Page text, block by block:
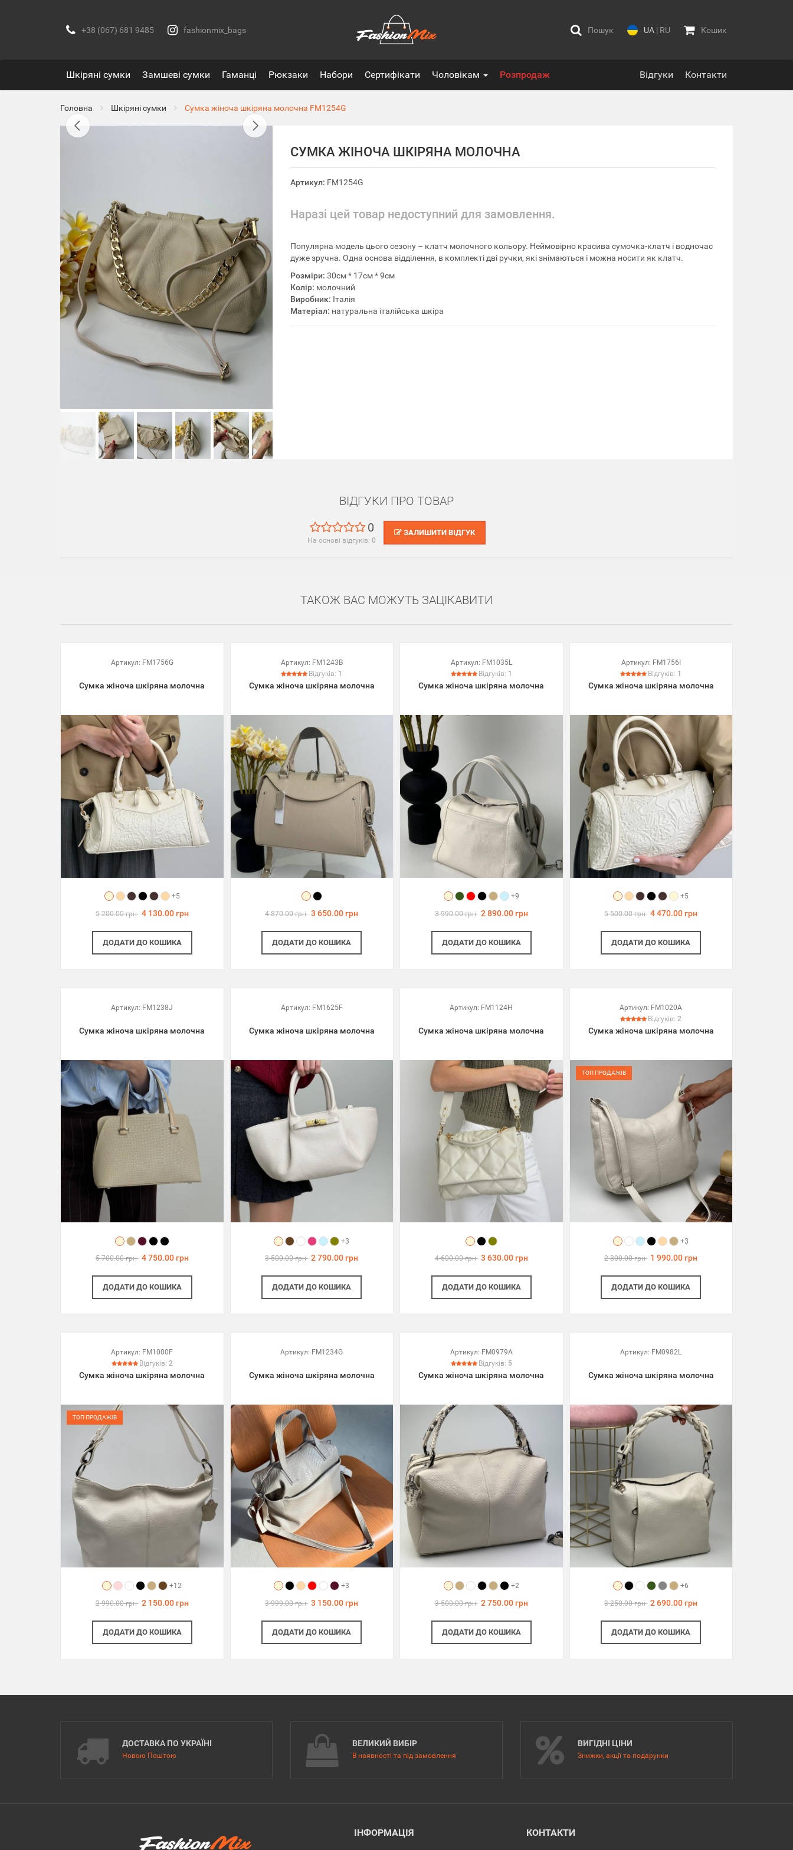
+38 (067) 681 9485 fashionmix_bags Пошук UA | RU Кошик
Шкіряні сумки Замшеві сумки Гаманці Рюкзаки Набори Сертифікати Чоловікам Розпродаж Відгуки Контакти
Головна Шкіряні сумки Сумка жіноча шкіряна молочна FM1254G
СУМКА ЖІНОЧА ШКІРЯНА МОЛОЧНА
Артикул: FM1254G
Наразі цей товар недоступний для замовлення.
Популярна модель цього сезону – клатч молочного кольору. Неймовірно красива сумочка-клатч і водночас
дуже зручна. Одна основа відділення, в комплекті дві ручки, які знімаються і можна носити як клатч.
Розміри: 30см * 17см * 9см
Колір: молочний
Виробник: Італія
Матеріал: натуральна італійська шкіра
ВІДГУКИ ПРО ТОВАР
0
На основі відгуків: 0
ЗАЛИШИТИ ВІДГУК
ТАКОЖ ВАС МОЖУТЬ ЗАЦІКАВИТИ
Артикул: FM1756G
Сумка жіноча шкіряна молочна
+5
5 200.00 грн 4 130.00 грн
ДОДАТИДО КОШИКА
Артикул: FM1243B
Відгуків: 1
Сумка жіноча шкіряна молочна
4 870.00 грн 3 650.00 грн
ДОДАТИ ДО КОШИКА
Артикул: FM1035L
Відгуків: 1
Сумка жіноча шкіряна молочна
+9
3 990.00 грн 2 890.00 грн
ДОДАТИДО КОШИКА
Артикул: FM1756I
Відгуків: 1
Сумка жіноча шкіряна молочна
+5
5 500.00 грн 4 470.00 грн
ДОДАТИ ДО КОШИКА
Артикул: FM1238J
Сумка жіноча шкіряна молочна
5 700.00 грн 4 750.00 грн
ДОДАТИДО КОШИКА
Артикул: FM1625F
Сумка жіноча шкіряна молочна
+3
3 500.00 грн 2 790.00 грн
ДОДАТИ ДО КОШИКА
Артикул: FM1124H
Сумка жіноча шкіряна молочна
4 600.00 грн 3 630.00 грн
ДОДАТИДО КОШИКА
Артикул: FM1020A
Відгуків:2
Сумка жіноча шкіряна молочна
ТОП ПРОДАЖІВ
+3
2 800.00 грн 1 990.00 грн
ДОДАТИ ДО КОШИКА
Артикул: FM1000F
Відгуків: 2
Сумка жіноча шкіряна молочна
ТОП ПРОДАЖІВ
+12
2 990.00 грн 2 150.00 грн
ДОДАТИДО КОШИКА
Артикул: FM1234G
Сумка жіноча шкіряна молочна
+3
3 999.00 грн 3 150.00 грн
ДОДАТИ ДО КОШИКА
Артикул: FM0979A
Відгуків: 5
Сумка жіноча шкіряна молочна
+2
3 500.00 грн 2 750.00 грн
ДОДАТИДО КОШИКА
Артикул: FM0982L
Сумка жіноча шкіряна молочна
+6
3 250.00 грн 2 690.00 грн
ДОДАТИ ДО КОШИКА
ДОСТАВКА ПО УКРАЇНІ
Новою Поштою
ВЕЛИКИЙ ВИБІР
В наявності та під замовлення
ВИГІДНІ ЦІНИ
Знижки, акції та подарунки
ІНФОРМАЦІЯ КОНТАКТИ